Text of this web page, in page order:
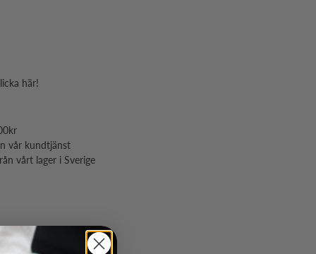
här!
vår kundtjänst
vårt lager i Sverige